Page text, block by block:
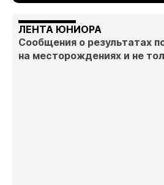
ЛЕНТА ЮНИОРА
Сообщения о результатах
на месторождениях и не